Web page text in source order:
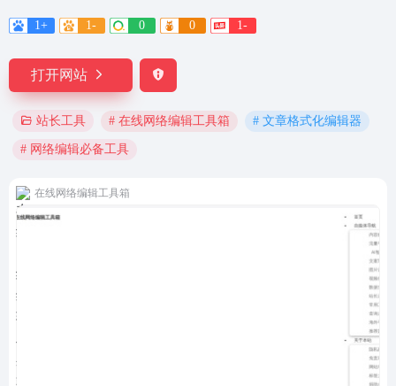
1+ 1- 0 0 1-
打开网站
站长工具 # 在线网络编辑工具箱 # 文章格式化编辑器
# 网络编辑必备工具
在线网络编辑工具箱